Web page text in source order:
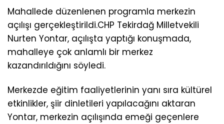
Mahallede düzenlenen programla merkezin
açılışı gerçekleştirildi.CHP Tekirdağ Milletvekili
Nurten Yontar, açılışta yaptığı konuşmada,
mahalleye çok anlamlı bir merkez
kazandırıldığını söyledi.
Merkezde eğitim faaliyetlerinin yanı sıra kültürel
etkinlikler, şiir dinletileri yapılacağını aktaran
Yontar, merkezin açılışında emeği geçenlere